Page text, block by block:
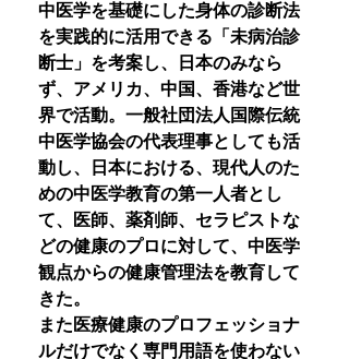
中医学を基礎にした身体の診断法
を実践的に活用できる「未病治診
断士」を考案し、日本のみなら
ず、アメリカ、中国、香港など世
界で活動。一般社団法人国際伝統
中医学協会の代表理事としても活
動し、日本における、現代人のた
めの中医学教育の第一人者とし
て、医師、薬剤師、セラピストな
どの健康のプロに対して、中医学
観点からの健康管理法を教育して
きた。
また医療健康のプロフェッショナ
ルだけでなく専門用語を使わない